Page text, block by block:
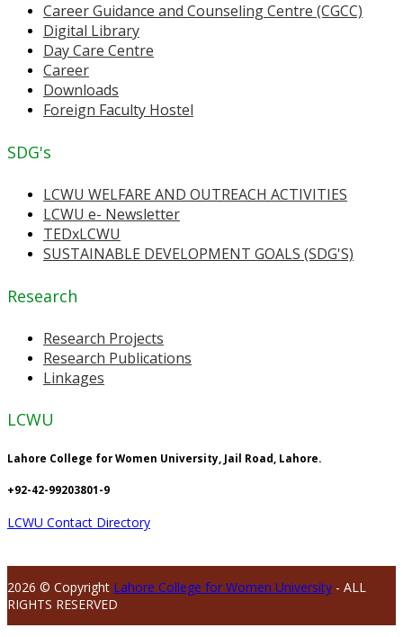
Career Guidance and Counseling Centre (CGCC)
Digital Library
Day Care Centre
Career
Downloads
Foreign Faculty Hostel
SDG's
LCWU WELFARE AND OUTREACH ACTIVITIES
LCWU e- Newsletter
TEDxLCWU
SUSTAINABLE DEVELOPMENT GOALS (SDG'S)
Research
Research Projects
Research Publications
Linkages
LCWU
Lahore College for Women University, Jail Road, Lahore.
+92-42-99203801-9
LCWU Contact Directory
2026 © Copyright Lahore College for Women University - ALL
RIGHTS RESERVED